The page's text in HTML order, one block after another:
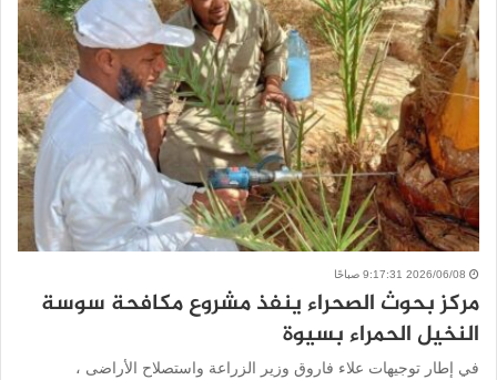
2026/06/08 9:17:31 صباحًا
مركز بحوث الصحراء ينفذ مشروع مكافحة سوسة
النخيل الحمراء بسيوة
في إطار توجيهات علاء فاروق وزير الزراعة واستصلاح الأراضى ،